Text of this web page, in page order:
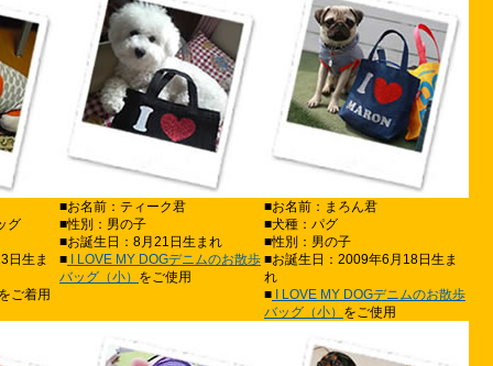
グ
日生ま
ご着用
■お名前：ティーク君
■性別：男の子
■お誕生日：8月21日生まれ
■ I LOVE MY DOGデニムのお散歩
バッグ（小） をご使用
■お名前：まろん君
■犬種：パグ
■性別：男の子
■お誕生日：2009年6月18日生ま
れ
■ I LOVE MY DOGデニムのお散歩
バッグ（小） をご使用